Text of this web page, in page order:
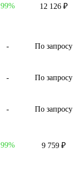
99% 12 126 ₽
- По запросу
- По запросу
- По запросу
99% 9 759 ₽